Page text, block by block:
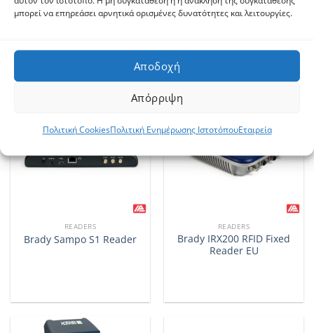
μπορεί να επηρεάσει αρνητικά ορισμένες δυνατότητες και λειτουργίες.
Αποδοχή
Απόρριψη
Πολιτική CookiesΠολιτική Ενημέρωσης ΙστοτόπουΕταιρεία
RFID Reader with Pistol
Grip – UHF, NFC, Barcode
Reader
READERS
Brady Sampo S1 Reader
READERS
Brady IRX200 RFID Fixed
Reader EU